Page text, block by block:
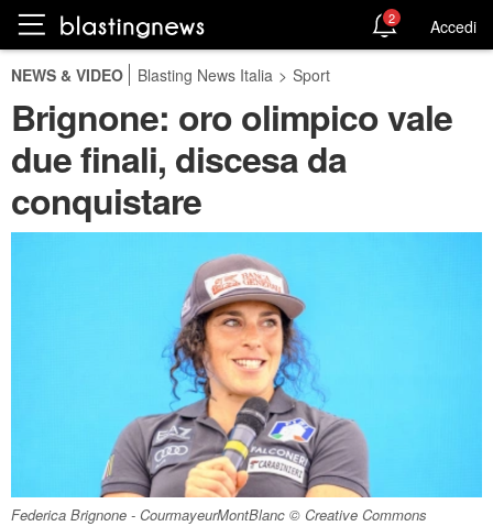
2 Accedi
NEWS & VIDEO Blasting News Italia > Sport
Brignone: oro olimpico vale
due finali, discesa da
conquistare
Federica Brignone - CourmayeurMontBlanc © Creative Commons